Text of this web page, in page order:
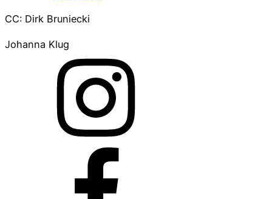
CC: Dirk Bruniecki
Johanna Klug